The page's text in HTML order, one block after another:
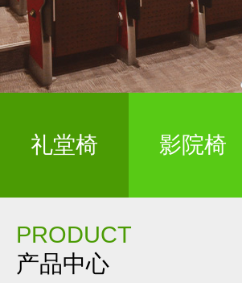
礼堂椅 影院椅
PRODUCT
产品中心